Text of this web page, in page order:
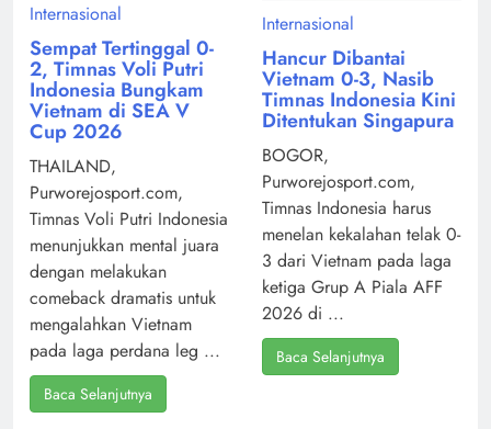
Internasional
Sempat Tertinggal 0-
2, Timnas Voli Putri
Indonesia Bungkam
Vietnam di SEA V
Cup 2026
THAILAND,
Purworejosport.com,
Timnas Voli Putri Indonesia
menunjukkan mental juara
dengan melakukan
comeback dramatis untuk
mengalahkan Vietnam
pada laga perdana leg ...
Baca Selanjutnya
Internasional
Hancur Dibantai
Vietnam 0-3, Nasib
Timnas Indonesia Kini
Ditentukan Singapura
BOGOR,
Purworejosport.com,
Timnas Indonesia harus
menelan kekalahan telak 0-
3 dari Vietnam pada laga
ketiga Grup A Piala AFF
2026 di ...
Baca Selanjutnya